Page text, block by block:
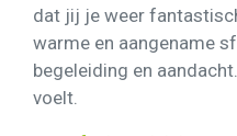
dat jij je weer
warme en aangename
begeleiding en
voelt.